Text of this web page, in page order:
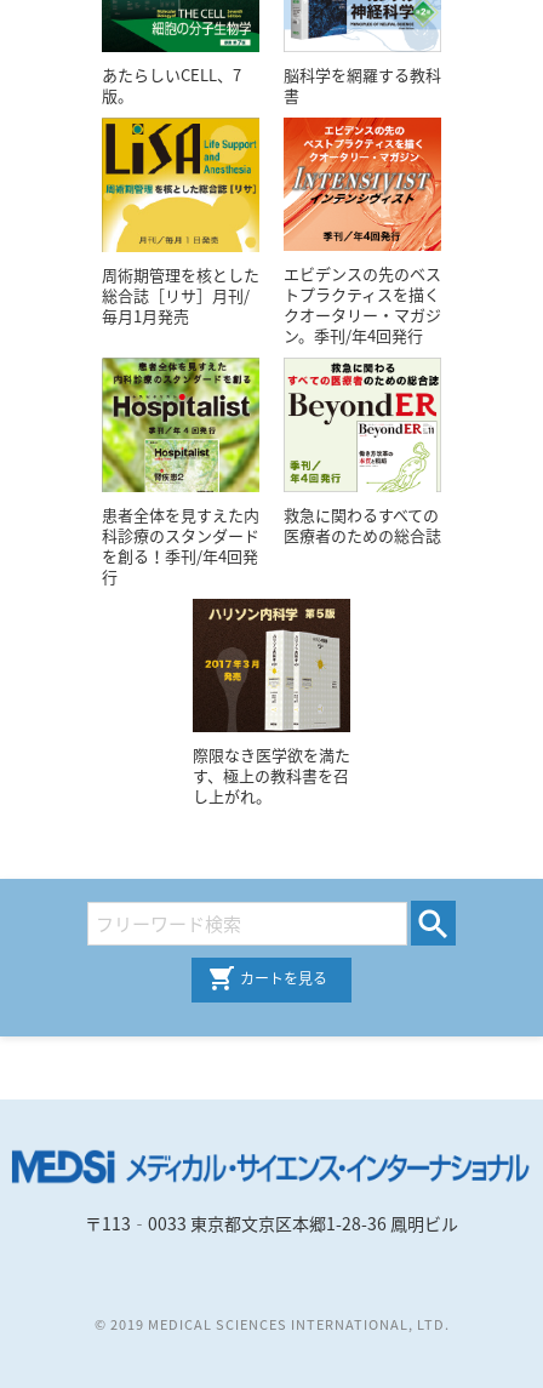
あたらしいCELL、7
版。
脳科学を網羅する教科
書
周術期管理を核とした
総合誌［リサ］月刊/
毎月1月発売
エビデンスの先のベス
トプラクティスを描く
クオータリー・マガジ
ン。季刊/年4回発行
患者全体を見すえた内
科診療のスタンダード
を創る！季刊/年4回発
行
救急に関わるすべての
医療者のための総合誌
際限なき医学欲を満た
す、極上の教科書を召
し上がれ。
カートを見る
〒113‐0033 東京都文京区本郷1-28-36 鳳明ビル
© 2019 MEDICAL SCIENCES INTERNATIONAL, LTD.